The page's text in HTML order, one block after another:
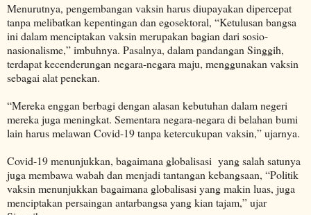
Menurutnya, pengembangan vaksin harus diupayakan dipercepat
tanpa melibatkan kepentingan dan egosektoral, “Ketulusan bangsa
ini dalam menciptakan vaksin merupakan bagian dari sosio-
nasionalisme,” imbuhnya. Pasalnya, dalam pandangan Singgih,
terdapat kecenderungan negara-negara maju, menggunakan vaksin
sebagai alat penekan.
“Mereka enggan berbagi dengan alasan kebutuhan dalam negeri
mereka juga meningkat. Sementara negara-negara di belahan bumi
lain harus melawan Covid-19 tanpa ketercukupan vaksin,” ujarnya.
Covid-19 menunjukkan, bagaimana globalisasi yang salah satunya
juga membawa wabah dan menjadi tantangan kebangsaan, “Politik
vaksin menunjukkan bagaimana globalisasi yang makin luas, juga
menciptakan persaingan antarbangsa yang kian tajam,” ujar